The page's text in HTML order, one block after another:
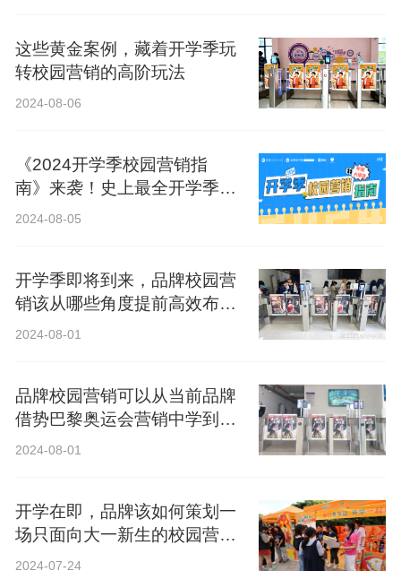
这些黄金案例，藏着开学季玩
转校园营销的高阶玩法
2024-08-06
《2024开学季校园营销指
南》来袭！史上最全开学季营
销攻略！
2024-08-05
开学季即将到来，品牌校园营
销该从哪些角度提前高效布
局？
2024-08-01
品牌校园营销可以从当前品牌
借势巴黎奥运会营销中学到什
么？
2024-08-01
开学在即，品牌该如何策划一
场只面向大一新生的校园营
销？
2024-07-24